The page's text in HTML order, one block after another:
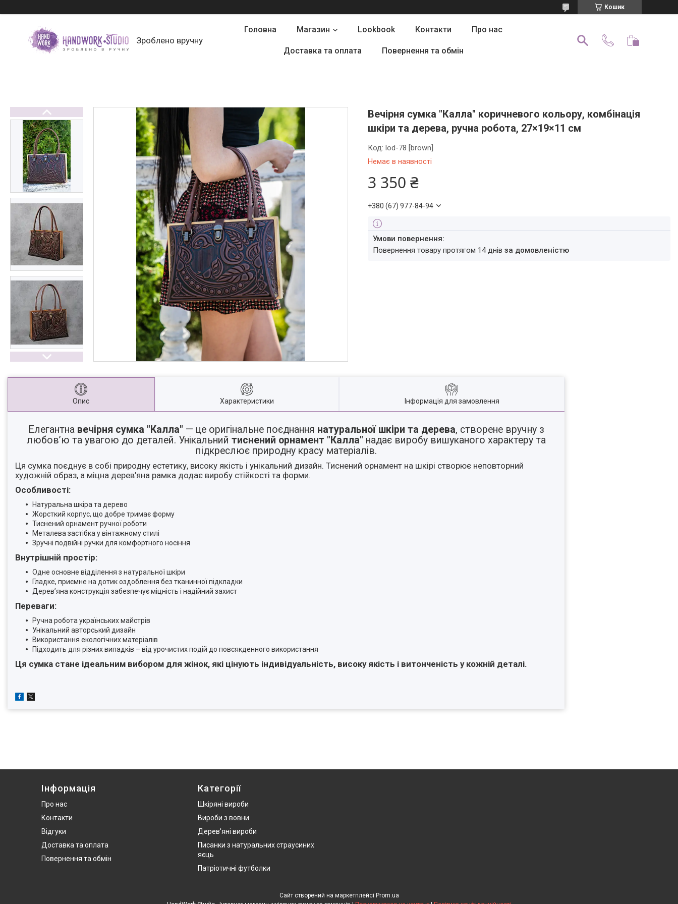
Кошик
Зроблено вручну
Головна Магазин Lookbook Контакти Про нас
Доставка та оплата Повернення та обмін
Вечірня сумка "Калла" коричневого кольору, комбінація
шкіри та дерева, ручна робота, 27×19×11 см
Немає в наявності
Код:lod-78 [brown]
3 350 ₴
+380 (67) 977-84-94
повернення товару протягом 14 днівза домовленістю
Опис Характеристики Інформація для замовлення
Елегантна вечірня сумка "Калла" — це оригінальне поєднання натуральної шкіри та дерева, створене вручну з
любов’ю та увагою до деталей. Унікальний тиснений орнамент "Калла" надає виробу вишуканого характеру та
підкреслює природну красу матеріалів.
Ця сумка поєднує в собі природну естетику, високу якість і унікальний дизайн. Тиснений орнамент на шкірі створює неповторний
художній образ, а міцна дерев’яна рамка додає виробу стійкості та форми.
Особливості:
Натуральна шкіра та дерево
Жорсткий корпус, що добре тримає форму
Тиснений орнамент ручної роботи
Металева застібка у вінтажному стилі
Зручні подвійні ручки для комфортного носіння
Внутрішній простір:
Одне основне відділення з натуральної шкіри
Гладке, приємне на дотик оздоблення без тканинної підкладки
Дерев’яна конструкція забезпечує міцність і надійний захист
Переваги:
Ручна робота українських майстрів
Унікальний авторський дизайн
Використання екологічних матеріалів
Підходить для різних випадків – від урочистих подій до повсякденного використання
Ця сумка стане ідеальним вибором для жінок, які цінують індивідуальність, високу якість і витонченість у кожній деталі.
Інформація
Про нас
Контакти
Відгуки
Доставка та оплата
Повернення та обмін
Категорії
Шкіряні вироби
Вироби з вовни
Дерев'яні вироби
Писанки з натуральних страусиних
яєць
Патріотичні футболки
Сайт створений на маркетплейсі Prom.ua